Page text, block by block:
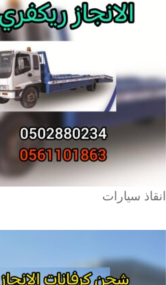
انقاذ سيارات